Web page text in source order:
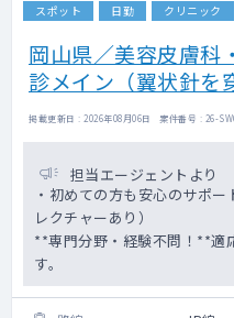
スポット 日勤 クリニック
岡山県／美容皮膚科
診メイン（翼状針を
掲載更新日 : 2026年08月06日 案件番号 : 26-
担当エージェントより
・初めての方も安心のサポ
レクチャーあり）
**専門分野・経験不問！**適
す。